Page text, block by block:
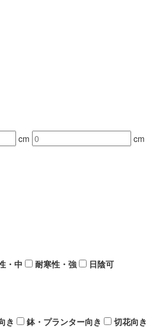
cm
cm
・中 耐寒性・強
日陰可
き 鉢・プランター向き
切花向き